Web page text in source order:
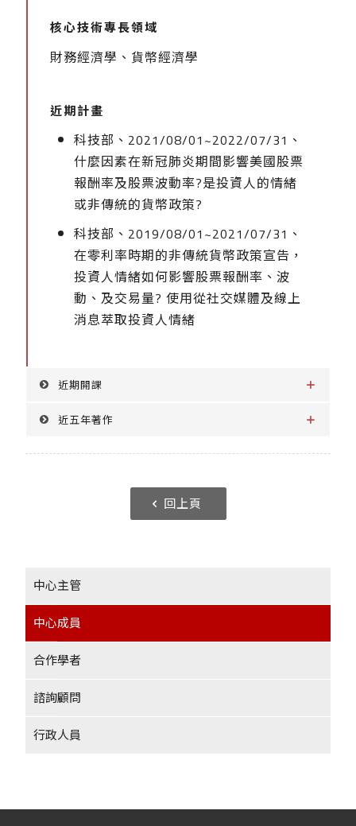
核心技術專長領域
財務經濟學、貨幣經濟學
近期計畫
科技部、2021/08/01~2022/07/31、
什麼因素在新冠肺炎期間影響美國股票
報酬率及股票波動率?是投資人的情緒
或非傳統的貨幣政策?
科技部、2019/08/01~2021/07/31、
在零利率時期的非傳統貨幣政策宣告，
投資人情緒如何影響股票報酬率、波
動、及交易量? 使用從社交媒體及線上
消息萃取投資人情緒
近期開課
近五年著作
回上頁
中心主管
中心成員
合作學者
諮詢顧問
行政人員